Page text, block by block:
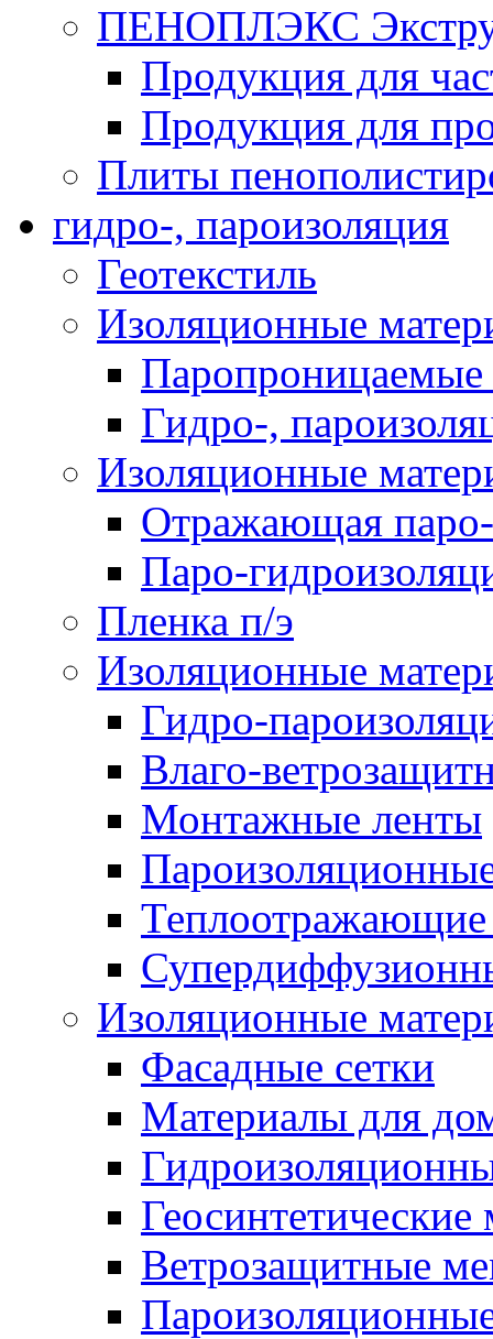
ПЕНОПЛЭКС
Продукция для
Продукция для
Плиты
гидро-, пароизоляция
Геотекстиль
Изоляционные
Гидро-,
Изоляционные
Отражающая
Паро-
Пленка п/э
Изоляционные
Гидро-
Влаго-
Монтажные ленты
Теплоотражающие
Изоляционные
Фасадные сетки
Материалы для
Геосинтетические
Ветрозащитные